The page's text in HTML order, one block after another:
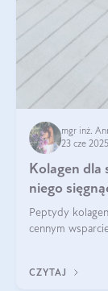
mgr inż.
23 cze 2025
Kolagen
niego
Peptydy
cennym
CZYTAJ